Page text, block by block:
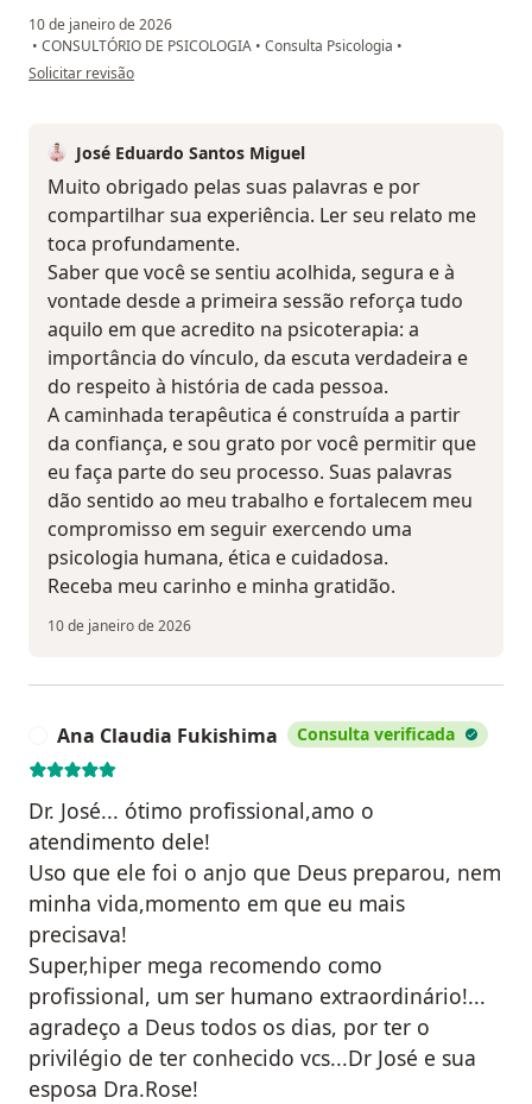
10 de janeiro de 2026
• CONSULTÓRIO DE PSICOLOGIA • Consulta Psicologia •
na opinião do utilizador Lara Ayumi Fukishima
Solicitar revisão
José Eduardo Santos Miguel
Muito obrigado pelas suas palavras e por
compartilhar sua experiência. Ler seu relato me
toca profundamente.
Saber que você se sentiu acolhida, segura e à
vontade desde a primeira sessão reforça tudo
aquilo em que acredito na psicoterapia: a
importância do vínculo, da escuta verdadeira e
do respeito à história de cada pessoa.
A caminhada terapêutica é construída a partir
da confiança, e sou grato por você permitir que
eu faça parte do seu processo. Suas palavras
dão sentido ao meu trabalho e fortalecem meu
compromisso em seguir exercendo uma
psicologia humana, ética e cuidadosa.
Receba meu carinho e minha gratidão.
10 de janeiro de 2026
Ana Claudia Fukishima Consulta verificada
Dr. José... ótimo profissional,amo o
atendimento dele!
Uso que ele foi o anjo que Deus preparou, nem
minha vida,momento em que eu mais
precisava!
Super,hiper mega recomendo como
profissional, um ser humano extraordinário!...
agradeço a Deus todos os dias, por ter o
privilégio de ter conhecido vcs...Dr José e sua
esposa Dra.Rose!